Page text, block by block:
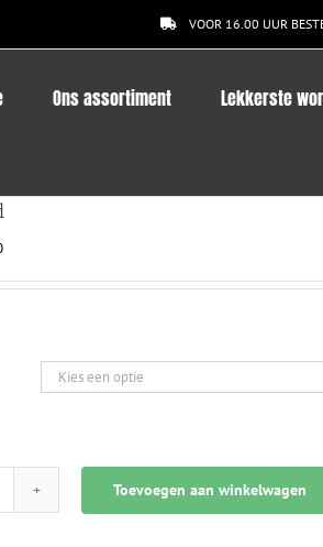
VOOR 16.00 UUR
Ons assortiment Lekkerste
Prijsklasse:
tot
Toevoegen aan winkelwagen